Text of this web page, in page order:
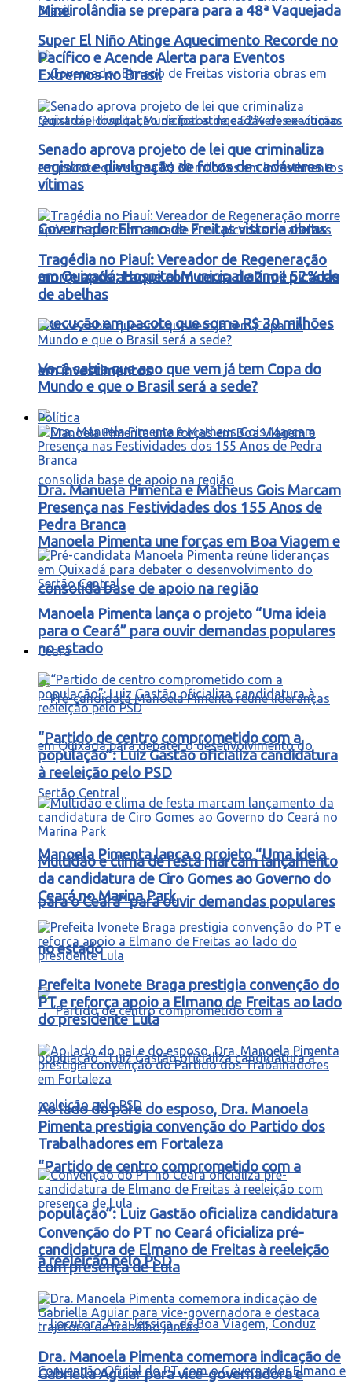
Mineirolândia se prepara para a 48ª Vaquejada
Governador Elmano de Freitas vistoria obras
em Quixadá; Hospital Municipal atinge 52% de
execução em pacote que soma R$ 30 milhões
em investimentos
Manoela Pimenta une forças em Boa Viagem e
consolida base de apoio na região
Ceará
Manoela Pimenta lança o projeto “Uma ideia
para o Ceará” para ouvir demandas populares
no estado
“Partido de centro comprometido com a
população”: Luiz Gastão oficializa candidatura
à reeleição pelo PSD
Super El Niño Atinge Aquecimento Recorde no
Pacífico e Acende Alerta para Eventos
Extremos no Brasil
Senado aprova projeto de lei que criminaliza
registro e divulgação de fotos de cadáveres e
vítimas
Tragédia no Piauí: Vereador de Regeneração
morre após ataque com cerca de 2 mil picadas
de abelhas
Você sabia que ano que vem já tem Copa do
Mundo e que o Brasil será a sede?
Política
Dra. Manuela Pimenta e Matheus Gois Marcam
Presença nas Festividades dos 155 Anos de
Pedra Branca
Manoela Pimenta lança o projeto “Uma ideia
para o Ceará” para ouvir demandas populares
no estado
“Partido de centro comprometido com a
população”: Luiz Gastão oficializa candidatura
à reeleição pelo PSD
Multidão e clima de festa marcam lançamento
da candidatura de Ciro Gomes ao Governo do
Ceará no Marina Park
Prefeita Ivonete Braga prestigia convenção do
PT e reforça apoio a Elmano de Freitas ao lado
do presidente Lula
Ao lado do pai e do esposo, Dra. Manoela
Pimenta prestigia convenção do Partido dos
Trabalhadores em Fortaleza
Convenção do PT no Ceará oficializa pré-
candidatura de Elmano de Freitas à reeleição
com presença de Lula
Dra. Manoela Pimenta comemora indicação de
Gabriella Aguiar para vice-governadora e